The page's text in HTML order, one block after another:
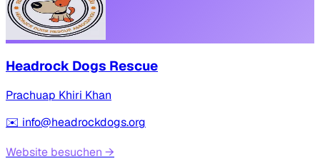
Headrock Dogs Rescue
Prachuap Khiri Khan
✉️ info@headrockdogs.org
Website besuchen →